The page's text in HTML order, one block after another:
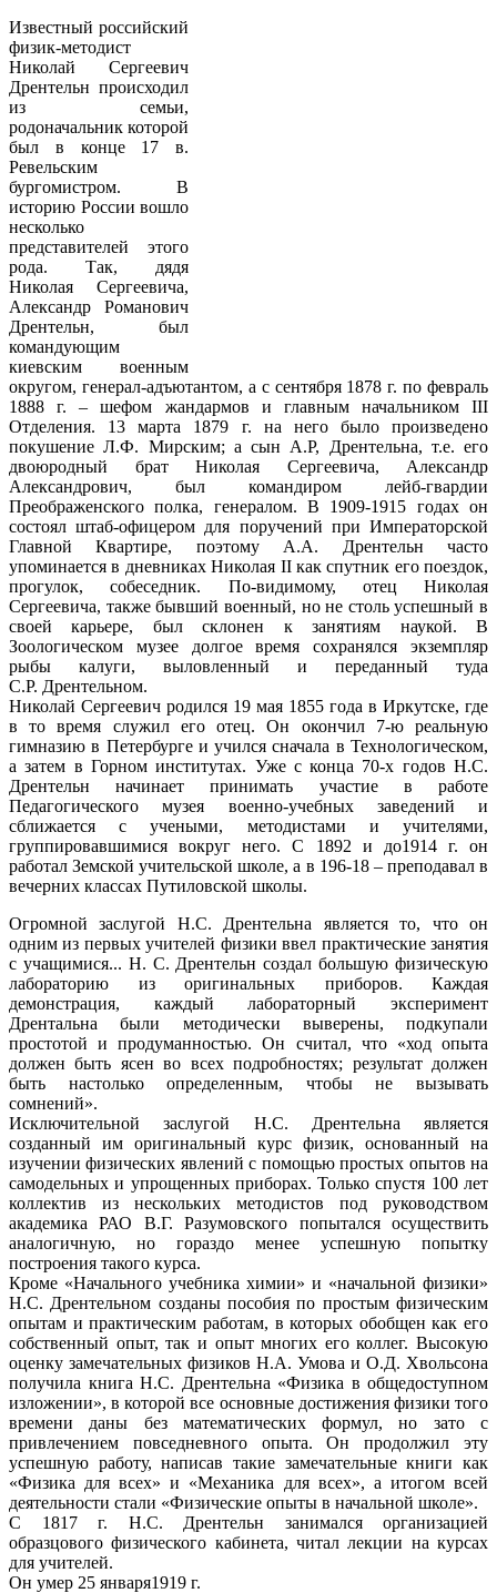
Известный российский
физик-методист
Николай Сергеевич
Дрентельн происходил
из семьи,
родоначальник которой
был в конце 17 в.
Ревельским
бургомистром. В
историю России вошло
несколько
представителей этого
рода. Так, дядя
Николая Сергеевича,
Александр Романович
Дрентельн, был
командующим
киевским военным
округом, генерал-адъютантом, а с сентября 1878 г. по февраль
1888 г. – шефом жандармов и главным начальником III
Отделения. 13 марта 1879 г. на него было произведено
покушение Л.Ф. Мирским; а сын А.Р, Дрентельна, т.е. его
двоюродный брат Николая Сергеевича, Александр
Александрович, был командиром лейб-гвардии
Преображенского полка, генералом. В 1909-1915 годах он
состоял штаб-офицером для поручений при Императорской
Главной Квартире, поэтому А.А. Дрентельн часто
упоминается в дневниках Николая II как спутник его поездок,
прогулок, собеседник. По-видимому, отец Николая
Сергеевича, также бывший военный, но не столь успешный в
своей карьере, был склонен к занятиям наукой. В
Зоологическом музее долгое время сохранялся экземпляр
рыбы калуги, выловленный и переданный туда
С.Р. Дрентельном.
Николай Сергеевич родился 19 мая 1855 года в Иркутске, где
в то время служил его отец. Он окончил 7-ю реальную
гимназию в Петербурге и учился сначала в Технологическом,
а затем в Горном институтах. Уже с конца 70-х годов Н.С.
Дрентельн начинает принимать участие в работе
Педагогического музея военно-учебных заведений и
сближается с учеными, методистами и учителями,
группировавшимися вокруг него. С 1892 и до1914 г. он
работал Земской учительской школе, а в 196-18 – преподавал в
вечерних классах Путиловской школы.
Огромной заслугой Н.С. Дрентельна является то, что он
одним из первых учителей физики ввел практические занятия
с учащимися... Н. С. Дрентельн создал большую физическую
лабораторию из оригинальных приборов. Каждая
демонстрация, каждый лабораторный эксперимент
Дрентальна были методически выверены, подкупали
простотой и продуманностью. Он считал, что «ход опыта
должен быть ясен во всех подробностях; результат должен
быть настолько определенным, чтобы не вызывать
сомнений».
Исключительной заслугой Н.С. Дрентельна является
созданный им оригинальный курс физик, основанный на
изучении физических явлений с помощью простых опытов на
самодельных и упрощенных приборах. Только спустя 100 лет
коллектив из нескольких методистов под руководством
академика РАО В.Г. Разумовского попытался осуществить
аналогичную, но гораздо менее успешную попытку
построения такого курса.
Кроме «Начального учебника химии» и «начальной физики»
Н.С. Дрентельном созданы пособия по простым физическим
опытам и практическим работам, в которых обобщен как его
собственный опыт, так и опыт многих его коллег. Высокую
оценку замечательных физиков Н.А. Умова и О.Д. Хвольсона
получила книга Н.С. Дрентельна «Физика в общедоступном
изложении», в которой все основные достижения физики того
времени даны без математических формул, но зато с
привлечением повседневного опыта. Он продолжил эту
успешную работу, написав такие замечательные книги как
«Физика для всех» и «Механика для всех», а итогом всей
деятельности стали «Физические опыты в начальной школе».
С 1817 г. Н.С. Дрентельн занимался организацией
образцового физического кабинета, читал лекции на курсах
для учителей.
Он умер 25 января1919 г.